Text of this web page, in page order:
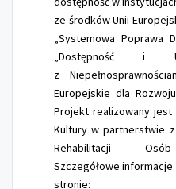
ze środków Unii
„Systemowa Poprawa
„Dostępność i
z
Europejskie dla
Projekt realizowany jest
Kultury w partnerstwie
Rehabilitacji Osób
Szczegółowe
stronie: https://